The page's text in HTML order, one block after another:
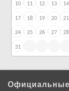
10 11 12 13 14
17 18 19 20 21
24 25 26 27 28
31